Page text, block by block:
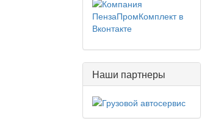
Наши партнеры